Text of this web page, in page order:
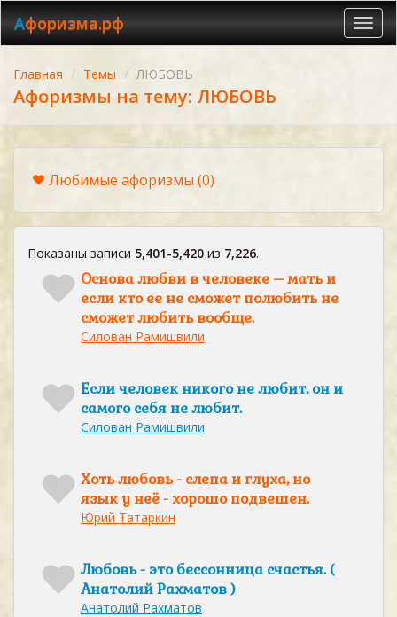
Афоризма.рф
Главная Темы ЛЮБОВЬ
Афоризмы на тему: ЛЮБОВЬ
Любимые афоризмы(0)
Показаны записи 5,401-5,420 из 7,226.
Основа любви в человеке – мать и
если кто ее не сможет полюбить не
сможет любить вообще.
Силован Рамишвили
Если человек никого не любит, он и
самого себя не любит.
Силован Рамишвили
Хоть любовь - слепа и глуха, но
язык у неё - хорошо подвешен.
Юрий Татаркин
Любовь - это бессонница счастья. (
Анатолий Рахматов )
Анатолий Рахматов